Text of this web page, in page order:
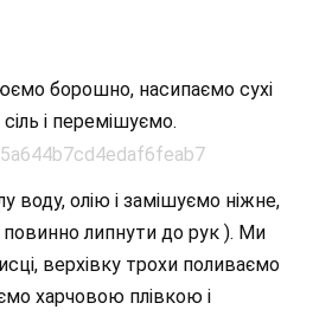
борошно, насипаємо сухі
і перемішуємо.
воду, олію і замішуємо ніжне,
повинно липнути до рук ). Ми
верхівку трохи поливаємо
харчовою плівкою і